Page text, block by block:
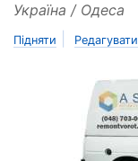
Україна / Одеса
Підняти Редагувати